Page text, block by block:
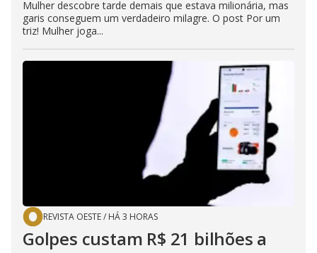
Mulher descobre tarde demais que estava milionária, mas
garis conseguem um verdadeiro milagre. O post Por um
triz! Mulher joga...
REVISTA OESTE/ HÁ 3 HORAS
Golpes custam R$ 21 bilhões a